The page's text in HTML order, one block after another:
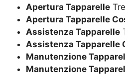
Apertura Tapparelle
Apertura Tapparelle
Assistenza Tapparelle
Assistenza Tapparelle
Manutenzione
Manutenzione